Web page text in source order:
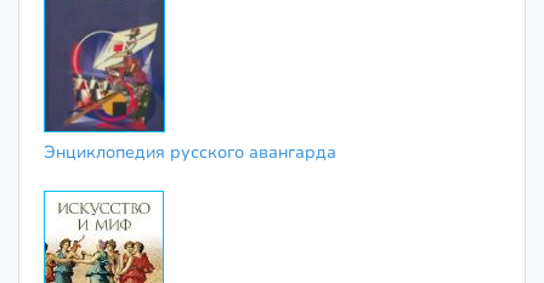
Энциклопедия русского авангарда